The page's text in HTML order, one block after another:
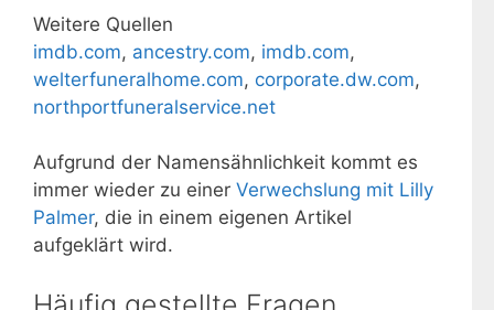
Weitere Quellen
imdb.com, ancestry.com, imdb.com,
welterfuneralhome.com, corporate.dw.com,
northportfuneralservice.net
Aufgrund der Namensähnlichkeit kommt es
immer wieder zu einer Verwechslung mit Lilly
Palmer, die in einem eigenen Artikel
aufgeklärt wird.